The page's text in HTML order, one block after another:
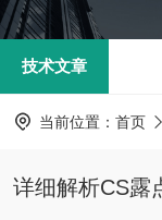
技术文章
当前位置： 首页
详细解析CS露